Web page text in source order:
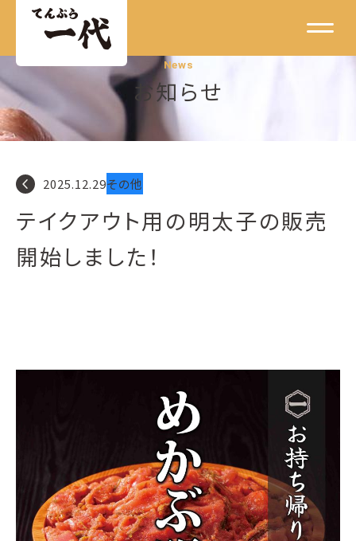
News
お知らせ
navigate_before 2025.12.29その他
テイクアウト用の明太子の販売
開始しました！